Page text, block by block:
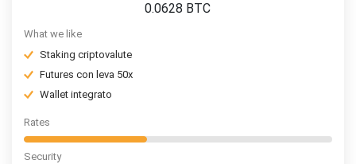
0.0628 BTC
What we like
Staking criptovalute
Futures con leva 50x
Wallet integrato
Rates
Security